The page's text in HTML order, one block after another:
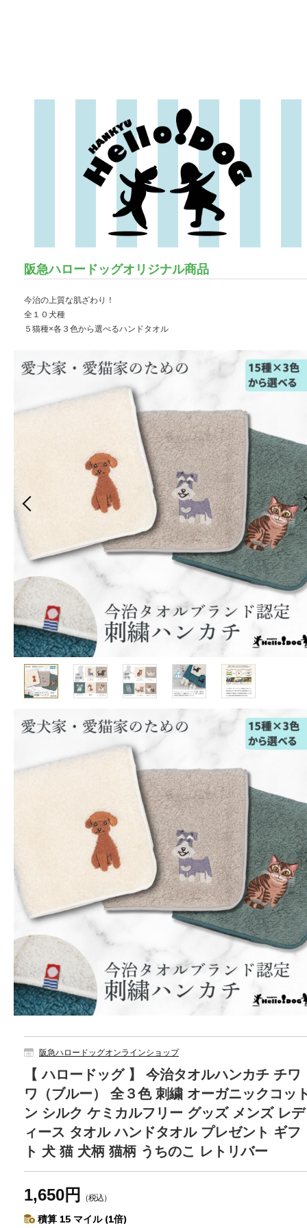
阪急ハロードッグオリジナル商品
今治の上質な肌ざわり！
全１０犬種
５猫種×各３色から選べるハンドタオル
阪急ハロードッグオンラインショップ
【 ハロードッグ 】 今治タオルハンカチ チワ
ワ（ブルー） 全３色 刺繍 オーガニックコッ
ン シルク ケミカルフリー グッズ メンズ レデ
ィース タオル ハンドタオル プレゼント ギフ
ト 犬 猫 犬柄 猫柄 うちのこ レトリバー
1,650円 （税込）
積算 15 マイル (1倍)